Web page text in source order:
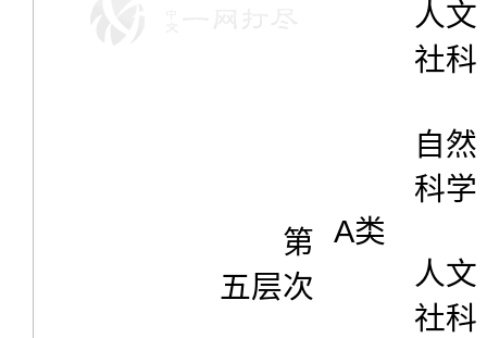
人文
社科
第
五层次
A类
自然
科学
人文
社科